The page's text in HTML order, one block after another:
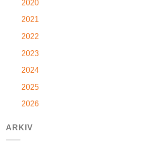
2020
2021
2022
2023
2024
2025
2026
ARKIV